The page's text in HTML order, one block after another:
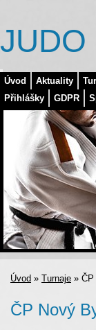
Úvod Aktuality
Přihlášky
GDPR
JUDO
Úvod » Turnaje » ČP
ČP Nový